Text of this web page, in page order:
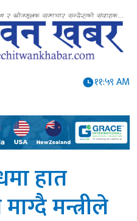
११:५९ AM
हात
मन्त्रीले